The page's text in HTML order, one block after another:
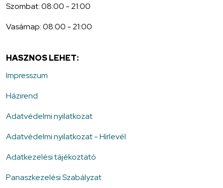
Szombat: 08:00 - 21:00
Vasárnap: 08:00 - 21:00
HASZNOS LEHET:
Impresszum
Házirend
Adatvédelmi nyilatkozat
Adatvédelmi nyilatkozat - Hírlevél
Adatkezelési tájékoztató
Panaszkezelési Szabályzat